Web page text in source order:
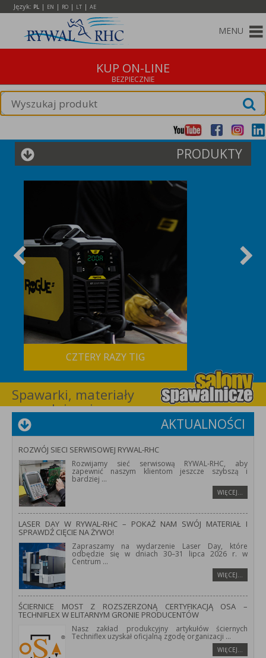
Język: PL | EN | RO | LT | AE
MENU
KUP ON-LINE
PRODUKTY
CZTERY RAZY TIG
Spawarki, materiały
spawalnicze i
wyposażenie dla
spawalnictwa –
RYWAL-RHC
AKTUALNOŚCI
ROZWÓJ SIECI SERWISOWEJ RYWAL-RHC
Rozwijamy sieć serwisową RYWAL-RHC, aby
zapewnić naszym klientom jeszcze szybszą i
bardziej ...
WIĘCEJ…
LASER DAY W RYWAL-RHC – POKAŻ NAM SWÓJ MATERIAŁ I
SPRAWDŹ CIĘCIE NA ŻYWO!
Zapraszamy na wydarzenie Laser Day, które
odbędzie się w dniach 30–31 lipca 2026 r. w
Centrum ...
WIĘCEJ…
ŚCIERNICE MOST Z ROZSZERZONĄ CERTYFIKACJĄ OSA –
TECHNIFLEX W ELITARNYM GRONIE PRODUCENTÓW
Nasz zakład produkcyjny artykułów ściernych
Techniflex uzyskał oficjalną zgodę organizacji ...
WIĘCEJ…